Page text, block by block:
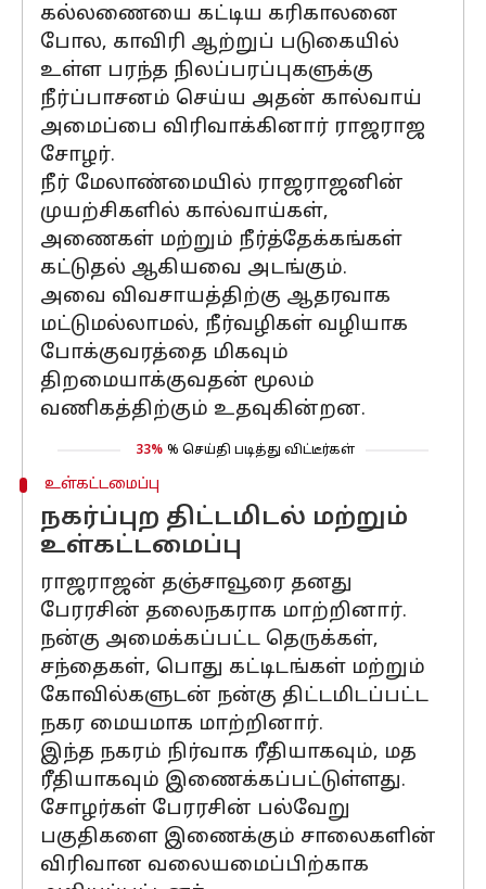
கல்லணையை கட்டிய கரிகாலனை
போல, காவிரி ஆற்றுப் படுகையில்
உள்ள பரந்த நிலப்பரப்புகளுக்கு
நீர்ப்பாசனம் செய்ய அதன் கால்வாய்
அமைப்பை விரிவாக்கினார் ராஜராஜ
சோழர்.
நீர் மேலாண்மையில் ராஜராஜனின்
முயற்சிகளில் கால்வாய்கள்,
அணைகள் மற்றும் நீர்த்தேக்கங்கள்
கட்டுதல் ஆகியவை அடங்கும்.
அவை விவசாயத்திற்கு ஆதரவாக
மட்டுமல்லாமல், நீர்வழிகள் வழியாக
போக்குவரத்தை மிகவும்
திறமையாக்குவதன் மூலம்
வணிகத்திற்கும் உதவுகின்றன.
33% % செய்தி படித்து விட்டீர்கள்
உள்கட்டமைப்பு
நகர்ப்புற திட்டமிடல் மற்றும்
உள்கட்டமைப்பு
ராஜராஜன் தஞ்சாவூரை தனது
பேரரசின் தலைநகராக மாற்றினார்.
நன்கு அமைக்கப்பட்ட தெருக்கள்,
சந்தைகள், பொது கட்டிடங்கள் மற்றும்
கோவில்களுடன் நன்கு திட்டமிடப்பட்ட
நகர மையமாக மாற்றினார்.
இந்த நகரம் நிர்வாக ரீதியாகவும், மத
ரீதியாகவும் இணைக்கப்பட்டுள்ளது.
சோழர்கள் பேரரசின் பல்வேறு
பகுதிகளை இணைக்கும் சாலைகளின்
விரிவான வலையமைப்பிற்காக